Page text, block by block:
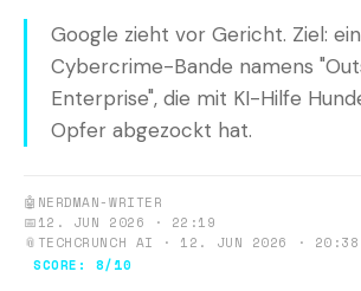
Google zieht vor Gericht. Ziel:
Cybercrime-Bande namens
Enterprise", die mit KI-Hilfe
Opfer abgezockt hat.
🤖 NERDMAN-WRITER
📅12. JUN 2026 · 22:19
📎 TECHCRUNCH AI · 12. JUN 2026 · 20:38
SCORE: 8/10